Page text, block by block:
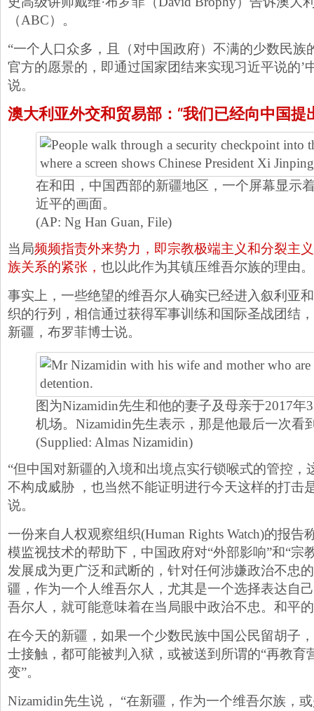
（ABC）。
“一个人口众多，且（对中国政府）不满的少数民族
官方的愿景的，即通过国家团结来实现习近平说的’
说。
澳大利亚外交和贸易部：“我们已经向中国提
在和田，中国西部的新疆地区，一个屏幕显示
近平的画面。
(AP: Ng Han Guan, File)
当局频频指责外来势力，即宗教极端主义和分裂主
族关系的紧张， 也以此作为其镇压维吾尔族的理由。
事实上，一些绝望的维吾尔人确实已经进入叙利亚
织的行列，相信通过获得军事训练和国际圣战团结
新疆，布罗菲博士说。
图为Nizamidin先生和他的妻子及母亲于2017年
机场。Nizamidin先生表示，那是他最后一次看
(Supplied: Almas Nizamidin)
“但中国对新疆的入境和出境点实行锁喉式的管控，
不构成威胁 ，也当然不能证明进行今天这样的打击
说。
一份来自人权观察组织(Human Rights Watch)的报告
模监视技术的帮助下，中国政府对“外部影响”和“宗
发展成为更广泛和武断的，针对任何涉嫌政治不忠
疆，作为一个人维吾尔人，尤其是一个选择表达自
吾尔人，就可能意味着在当局眼中政治不忠。和平
在今天的新疆，如果一个少数民族中国公民留胡子
士接触，都可能被判入狱，或被送到所谓的“再教育
变”。
Nizamidin先生说， “在新疆，作为一个维吾尔族，